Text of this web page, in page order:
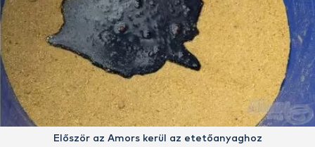
Először az Amors kerül az etetőanyaghoz